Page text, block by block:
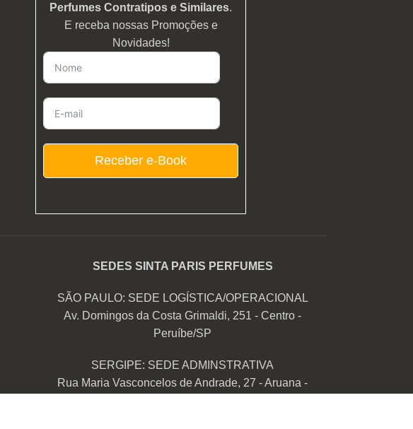
Perfumes Contratipos e Similares.
E receba nossas Promoções e
Novidades!
Receber e-Book
SEDES SINTA PARIS PERFUMES
SÃO PAULO: SEDE LOGÍSTICA/OPERACIONAL
Av. Domingos da Costa Grimaldi, 251 - Centro -
Peruíbe/SP
SERGIPE: SEDE ADMINSTRATIVA
Rua Maria Vasconcelos de Andrade, 27 - Aruana -